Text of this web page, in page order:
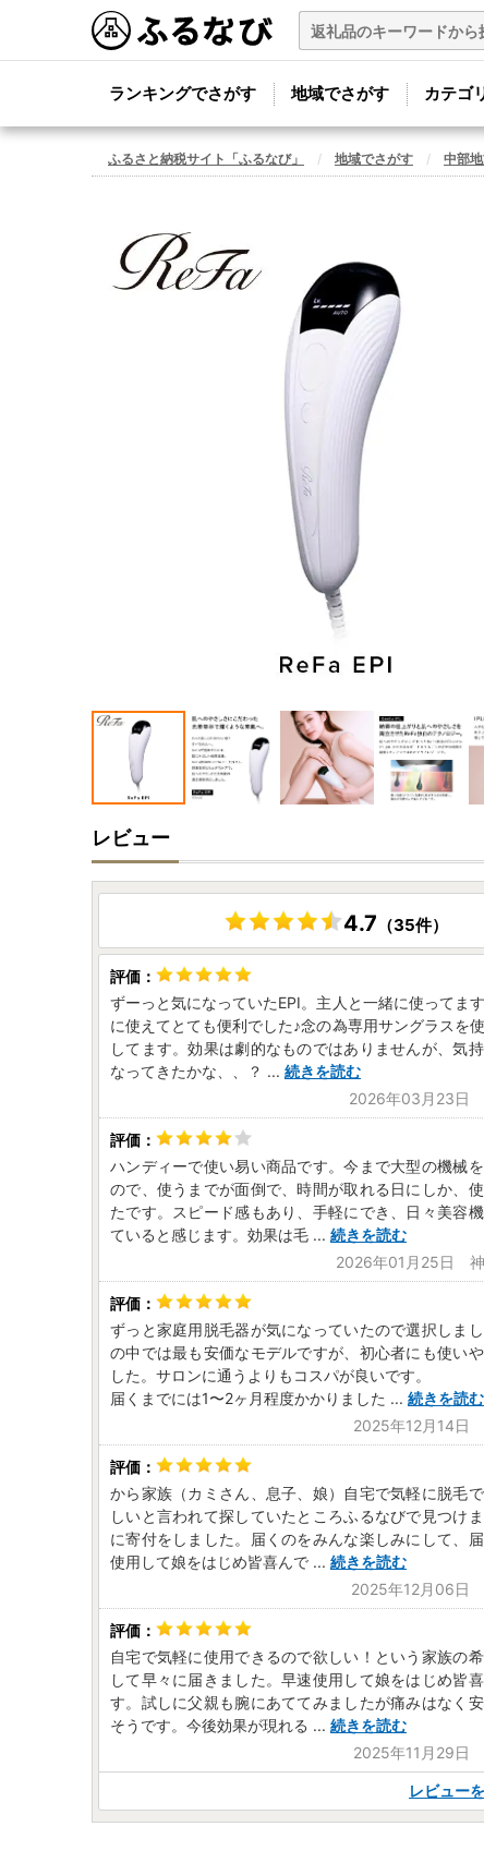
ランキングでさがす 地域でさがす カテゴ
ふるさと納税サイト「ふるなび」 地域でさがす 中部
レビュー
4.7 （35件）
ずーっと気になっていたEPI。主人と一緒に使ってま
に使えてとても便利でした♪念の為専用サングラスを
してます。効果は劇的なものではありませんが、気
なってきたかな、、？ ... 続きを読む
2026年03月23日
ハンディーで使い易い商品です。今まで大型の機械
ので、使うまでが面倒で、時間が取れる日にしか、
たです。スピード感もあり、手軽にでき、日々美容
ていると感じます。効果は毛 ... 続きを読む
2026年01月25日 神
ずっと家庭用脱毛器が気になっていたので選択しま
の中では最も安価なモデルですが、初心者にも使い
した。サロンに通うよりもコスパが良いです。
届くまでには1〜2ヶ月程度かかりました ... 続きを読む
2025年12月14日
から家族（カミさん、息子、娘）自宅で気軽に脱毛
しいと言われて探していたところふるなびで見つけ
に寄付をしました。届くのをみんな楽しみにして、
使用して娘をはじめ皆喜んで ... 続きを読む
2025年12月06日
自宅で気軽に使用できるので欲しい！という家族の
して早々に届きました。早速使用して娘をはじめ皆
す。試しに父親も腕にあててみましたが痛みはなく
そうです。今後効果が現れる ... 続きを読む
2025年11月29日
レビュー